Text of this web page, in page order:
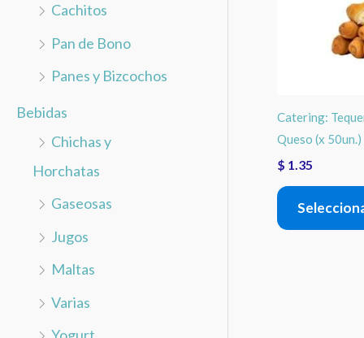
Cachitos
Pan de Bono
Panes y Bizcochos
Bebidas
Chichas y
Horchatas
Gaseosas
Jugos
Maltas
Varias
Catering:
Queso (x 50un.)
$ 1.35